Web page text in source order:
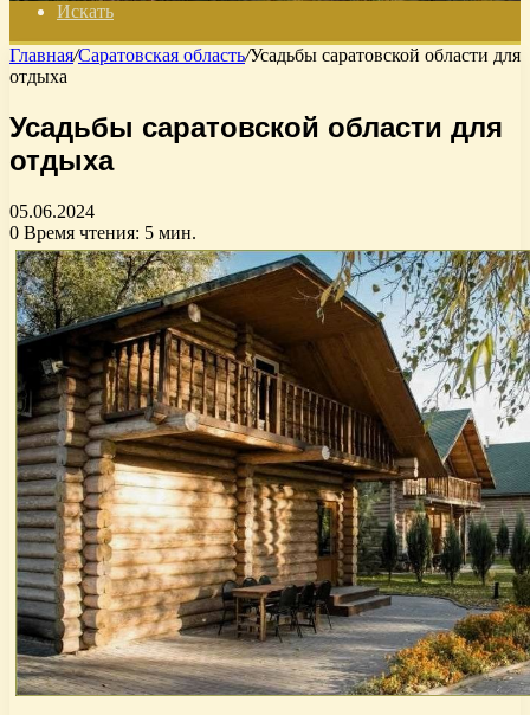
Искать
Главная/Саратовская область/Усадьбы саратовской области для
отдыха
Усадьбы саратовской области для
отдыха
05.06.2024
0 Время чтения: 5 мин.